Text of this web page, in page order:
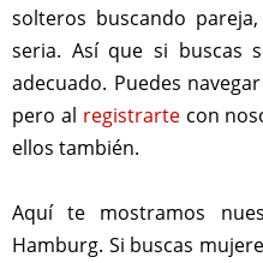
solteros buscando
seria. Así que si buscas
adecuado. Puedes
pero al registrartecon
ellos también.
Aquí te mostramos
Hamburg. Si buscas